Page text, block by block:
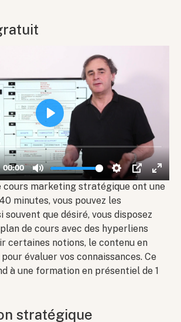
cours marketing stratégique ont une
minutes, vous pouvez les
souvent que désiré, vous disposez
de cours avec des hyperliens
certaines notions, le contenu en
évaluer vos connaissances. Ce
à une formation en présentiel de 1
stratégique